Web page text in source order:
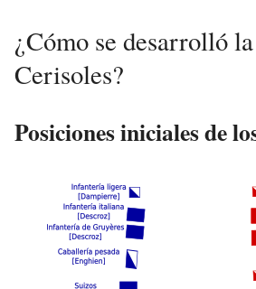
¿Cómo se desarrolló
Cerisoles?
Posiciones iniciales de